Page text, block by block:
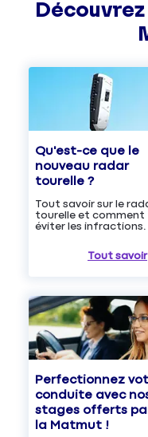
Qu'est-ce que le
nouveau radar
tourelle ?
Tout savoir sur le
tourelle et comment
éviter les infractions.
Tout savoir
Perfectionnez
conduite avec
stages offerts
la Matmut !